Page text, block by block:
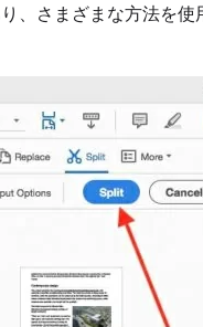
さまざまな方法を使